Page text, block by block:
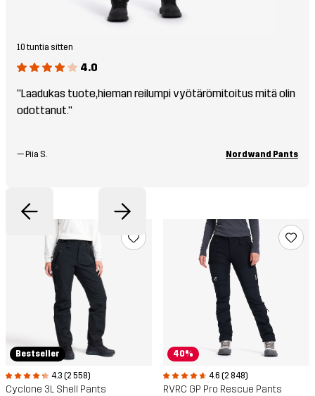
10 tuntia sitten
4.0
"Laadukas tuote,hieman reilumpi vyötärömitoitus mitä olin
odottanut."
— Piia S. Nordwand Pants
Bestseller
4.3 (2 558)
Cyclone 3L Shell Pants
40%
4.6 (2 848)
RVRC GP Pro Rescue Pants